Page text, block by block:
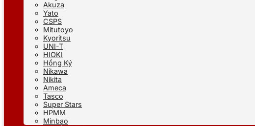
Akuza
Yato
CSPS
Mitutoyo
Kyoritsu
UNI-T
HIOKI
Hồng Ký
Nikawa
Nikita
Ameca
Tasco
Super Stars
HPMM
Minbao